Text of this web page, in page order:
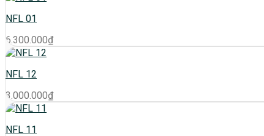
NFL 01
6.300.000₫
NFL 12
3.000.000₫
NFL 11